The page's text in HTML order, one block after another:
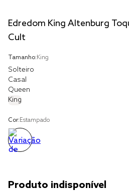
Edredom King Altenburg
Cult
Tamanho: King
Solteiro
Casal
Queen
King
Cor: Estampado
jogos cama
travesseiro
solteiro king
tencel
cobre leito
jogo cama casal